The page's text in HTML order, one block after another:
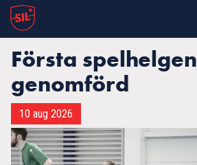
Första spelhelgen
genomförd
10 aug 2026